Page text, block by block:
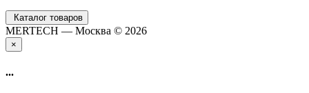
Каталог товаров
MERTECH — Москва © 2026
×
...